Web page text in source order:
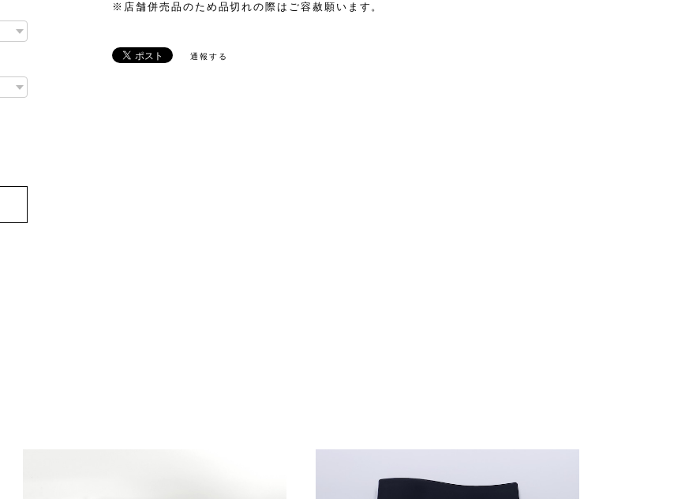
※店舗併売品のため品切れの際はご容赦願います。
通報する